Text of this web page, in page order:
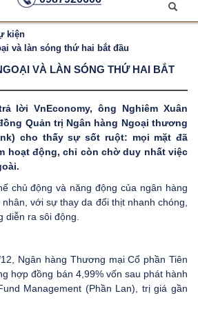
kiện
và làn sóng thứ hai bắt đầu
VÀ LÀN SÓNG THỨ HAI BẮT
lời VnEconomy, ông Nghiêm Xuân
Quản trị Ngân hàng Ngoại thương
cho thấy sự sốt ruột: mọi mặt đã
hoạt động, chỉ còn chờ duy nhất việc
chủ động và năng động của ngân hàng
với sự thay da đổi thịt nhanh chóng,
diễn ra sôi động.
Ngân hàng Thương mại Cổ phần Tiên
hợp đồng bán 4,99% vốn sau phát hành
Management (Phần Lan), trị giá gần